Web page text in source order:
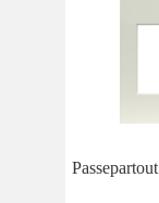
Passepartout